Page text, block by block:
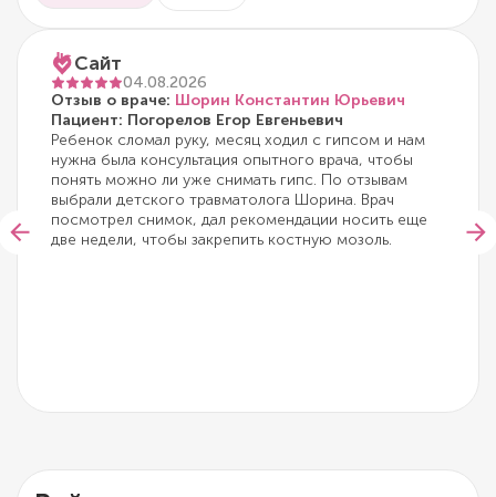
Сайт
04.08.2026
Отзыв о враче: Шорин Константин Юрьевич
Пациент: Погорелов Егор Евгеньевич
Ребенок сломал руку, месяц ходил с гипсом и нам
нужна была консультация опытного врача, чтобы
понять можно ли уже снимать гипс. По отзывам
выбрали детского травматолога Шорина. Врач
посмотрел снимок, дал рекомендации носить еще
две недели, чтобы закрепить костную мозоль.